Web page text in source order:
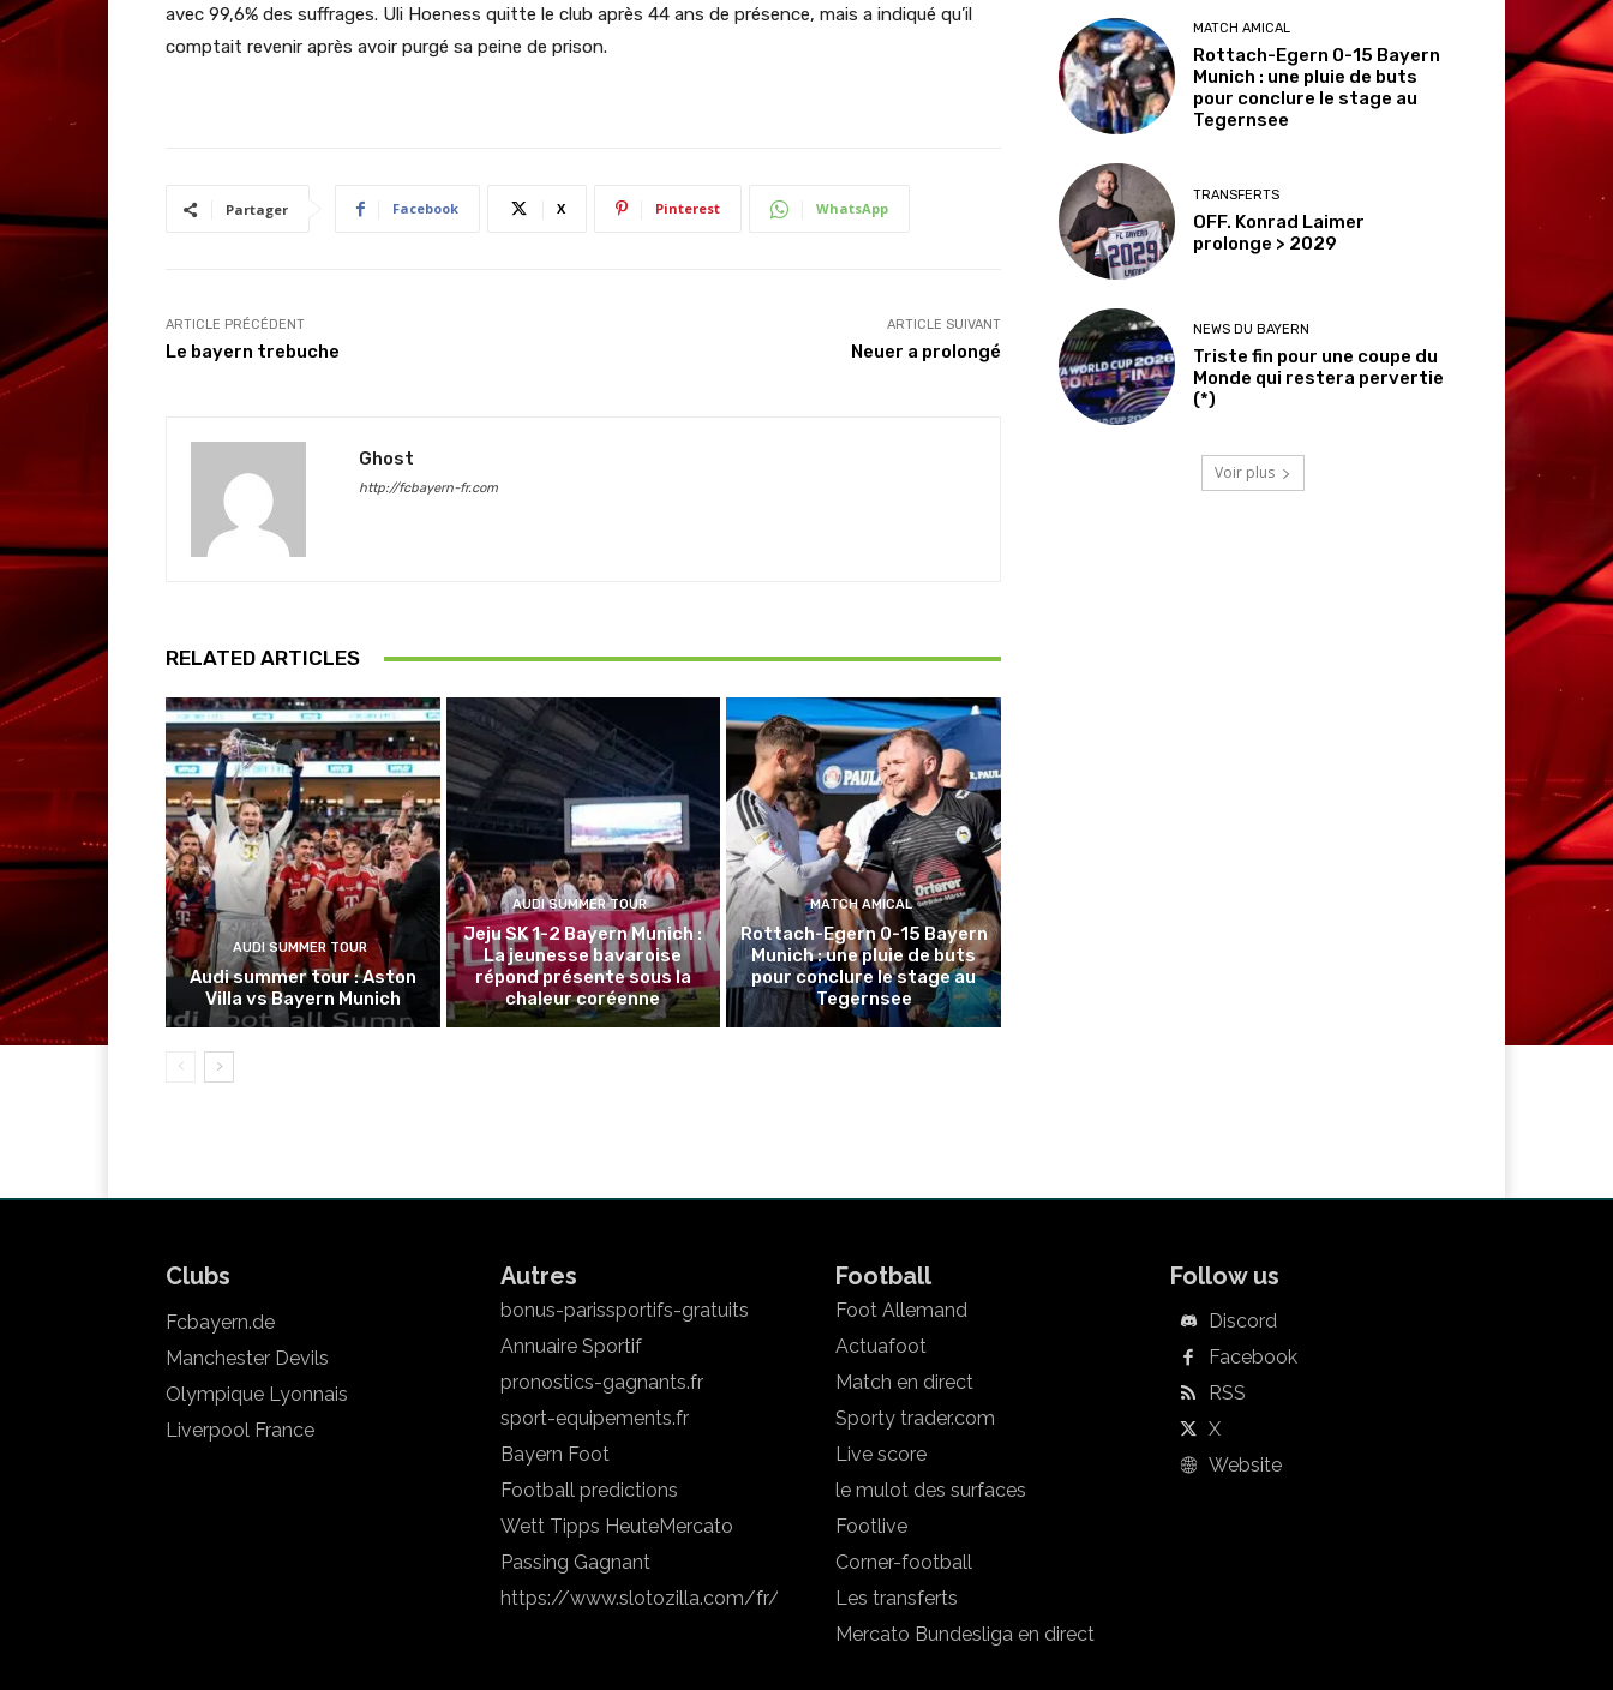
avec 99,6% des suffrages. Uli Hoeness quitte le club après 44 ans de présence, mais a indiqué qu’il
comptait revenir après avoir purgé sa peine de prison.
Partager Facebook X Pinterest WhatsApp
ARTICLE PRÉCÉDENT
Le bayern trebuche
ARTICLE SUIVANT
Neuer a prolongé
Ghost
http://fcbayern-fr.com
RELATED ARTICLES
AUDI SUMMER TOUR
Audi summer tour : Aston
Villa vs Bayern Munich
AUDI SUMMER TOUR
Jeju SK 1-2 Bayern Munich :
La jeunesse bavaroise
répond présente sous la
chaleur coréenne
MATCH AMICAL
Rottach-Egern 0-15 Bayern
Munich : une pluie de buts
pour conclure le stage au
Tegernsee
MATCH AMICAL
Rottach-Egern 0-15 Bayern
Munich : une pluie de buts
pour conclure le stage au
Tegernsee
TRANSFERTS
OFF. Konrad Laimer
prolonge > 2029
NEWS DU BAYERN
Triste fin pour une coupe du
Monde qui restera pervertie
(*)
Voir plus
Clubs
Fcbayern.de
Manchester Devils
Olympique Lyonnais
Liverpool France
Autres
bonus-parissportifs-gratuits
Annuaire Sportif
pronostics-gagnants.fr
sport-equipements.fr
Bayern Foot
Football predictions
Wett Tipps HeuteMercato
Passing Gagnant
https://www.slotozilla.com/fr/
Football
Foot Allemand
Actuafoot
Match en direct
Sporty trader.com
Live score
le mulot des surfaces
Footlive
Corner-football
Les transferts
Mercato Bundesliga en direct
Follow us
Discord
Facebook
RSS
X
Website